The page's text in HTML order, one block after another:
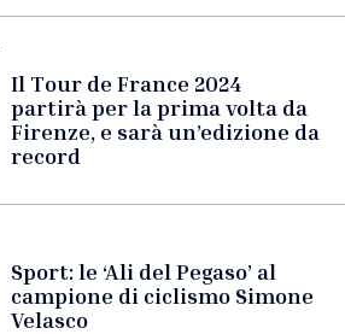
Il Tour de France 2024
partirà per la prima volta da
Firenze, e sarà un’edizione da
record
Sport: le ‘Ali del Pegaso’ al
campione di ciclismo Simone
Velasco